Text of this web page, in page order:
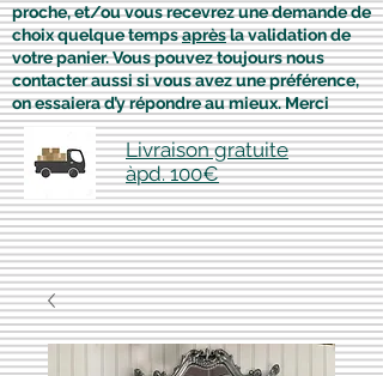
proche, et/ou vous recevrez une demande de
choix quelque tempsaprèsla validation de
votre panier. Vous pouvez toujours nous
contacter aussi si vous avez une préférence,
on essaiera d’y répondre au mieux. Merci
Livraison gratuite
àpd. 100€